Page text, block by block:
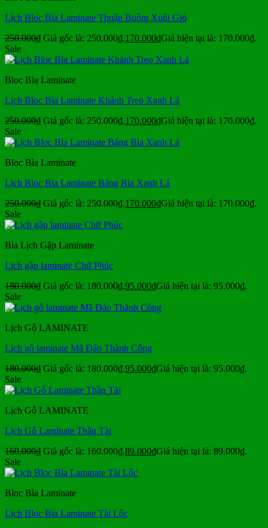
Lịch Bloc Bìa Laminate Thuận Buồm Xuôi Gió
250.000₫ Giá gốc là: 250.000₫.170.000₫Giá hiện tại là: 170.000₫.
Sale
Bloc Bìa Laminate
Lịch Bloc Bìa Laminate Khánh Treo Xanh Lá
250.000₫ Giá gốc là: 250.000₫.170.000₫Giá hiện tại là: 170.000₫.
Sale
Bloc Bìa Laminate
Lịch Bloc Bìa Laminate Bảng Bìa Xanh Lá
250.000₫ Giá gốc là: 250.000₫.170.000₫Giá hiện tại là: 170.000₫.
Sale
Bìa Lịch Gập Laminate
Lịch gập laminate Chữ Phúc
180.000₫ Giá gốc là: 180.000₫.95.000₫Giá hiện tại là: 95.000₫.
Sale
Lịch Gỗ LAMINATE
Lịch gỗ laminate Mã Đáo Thành Công
180.000₫ Giá gốc là: 180.000₫.95.000₫Giá hiện tại là: 95.000₫.
Sale
Lịch Gỗ LAMINATE
Lịch Gỗ Laminate Thần Tài
160.000₫ Giá gốc là: 160.000₫.89.000₫Giá hiện tại là: 89.000₫.
Sale
Bloc Bìa Laminate
Lịch Bloc Bìa Laminate Tài Lộc